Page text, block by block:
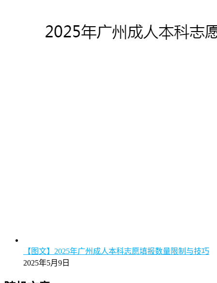
【图文】2025年广州成人本科志愿填报数量限制与技巧
2025年5月9日